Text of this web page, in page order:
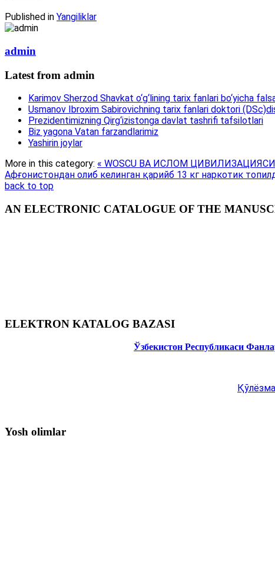
Published in Yangiliklar
admin
Latest from admin
Karimov Sherzod Shavkat o‘g‘lining tarix fanlari bo‘yicha
Usmanov Ibroxim Sabirovichning tarix fanlari doktori
Prezidentimizning Qirg‘izistonga davlat tashrifi tafsilotlari
Biz yagona Vatan farzandlarimiz
Yashirin joylar
More in this category: « WOSCU ВА ИСЛОМ
Афғонистондан олиб келинган қарийб 13 кг наркотик
back to top
AN ELECTRONIC CATALOGUE OF THE
ELEKTRON KATALOG BAZASI
Ўзбекистон Республикаси
Yosh olimlar